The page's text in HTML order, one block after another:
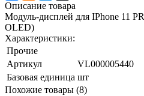
Описание товара
Модуль-дисплей для IPhone 11
OLED)
Характеристики:
Прочие
Артикул
VL000005440
Базовая единица шт
Похожие товары (8)